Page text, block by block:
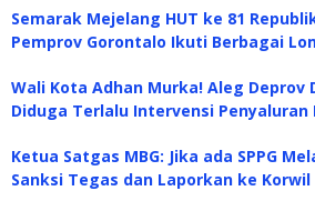
Semarak Mejelang HUT ke 81
Pemprov Gorontalo Ikuti Berbagai
Wali Kota Adhan Murka! Aleg Deprov
Diduga Terlalu Intervensi Penyaluran
Ketua Satgas MBG: Jika ada SPPG
Sanksi Tegas dan Laporkan ke Korwil